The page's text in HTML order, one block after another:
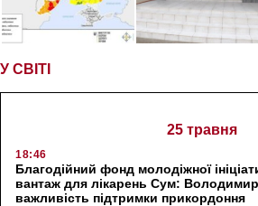
У СВІТІ
25 травня
18:46
Благодійний фонд молодіжної
вантаж для лікарень Сум:
важливість підтримки прикордоння